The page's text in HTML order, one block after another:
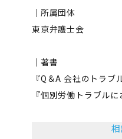
｜所属団体
東京弁護士会
｜著書
『Q＆A 会社のトラブ
『個別労働トラブル